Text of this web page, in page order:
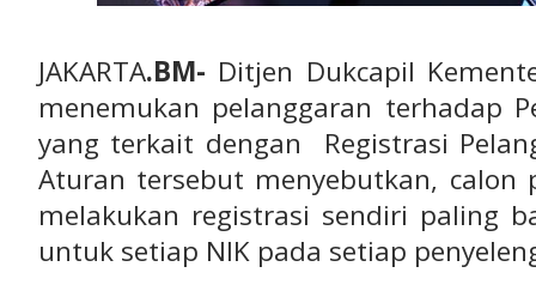
JAKARTA.BM- Ditjen Dukcapil
menemukan pelanggaran terhadap
yang terkait dengan Registrasi
Aturan tersebut menyebutkan, calon
melakukan registrasi sendiri paling
untuk setiap NIK pada setiap